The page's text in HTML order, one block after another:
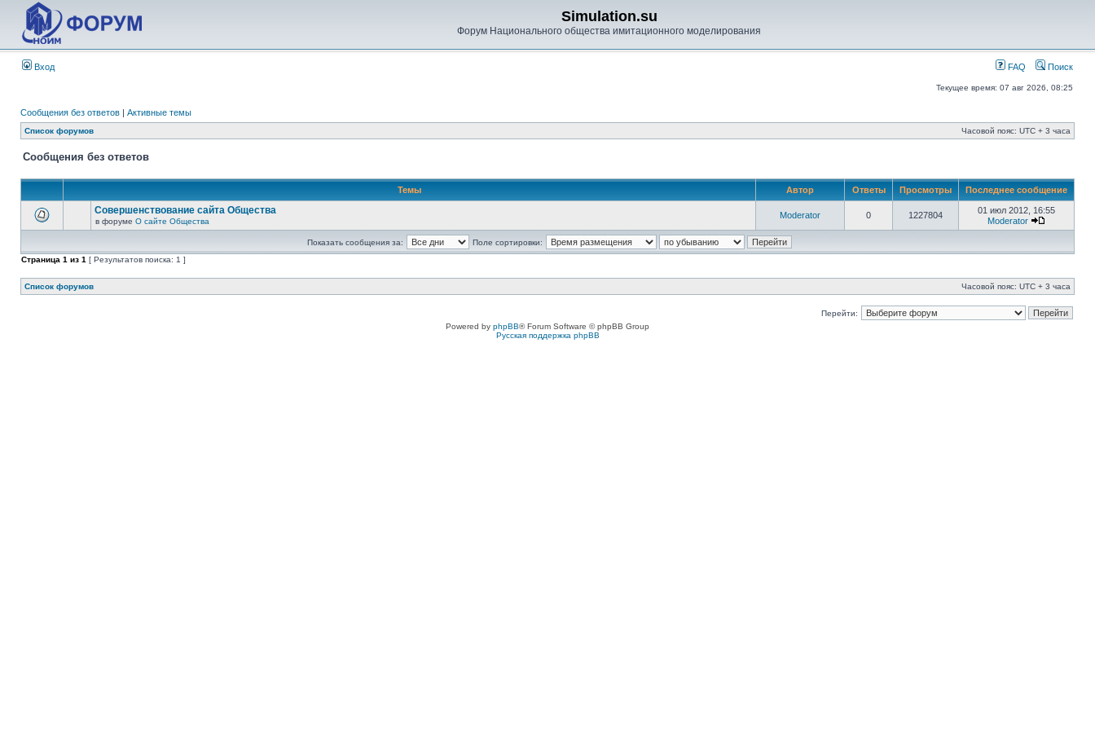
Simulation.su
Форум Национального общества имитационного моделирования
Вход FAQ Поиск
Текущее время: 07 авг 2026, 08:25
Сообщения без ответов | Активные темы
Список форумов Часовой пояс: UTC + 3 часа
Сообщения без ответов
Темы Автор Ответы Просмотры Последнее сообщение
Совершенствование сайта Общества
в форуме О сайте Общества
Moderator 0 1227804
01 июл 2012, 16:55
Moderator
Показать сообщения за:
Поле сортировки:
Страница 1 из 1 [ Результатов поиска: 1 ]
Список форумов Часовой пояс: UTC + 3 часа
Перейти:
Powered by phpBB® Forum Software © phpBB Group
Русская поддержка phpBB